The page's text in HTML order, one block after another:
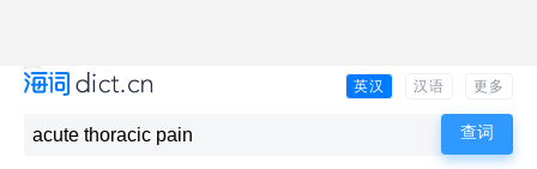
英汉 汉语 更多